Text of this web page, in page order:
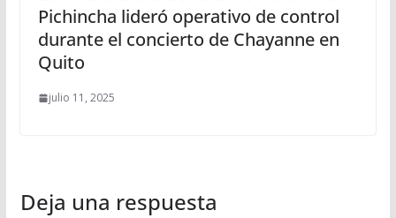
Pichincha lideró operativo de control
durante el concierto de Chayanne en
Quito
julio 11, 2025
Deja una respuesta